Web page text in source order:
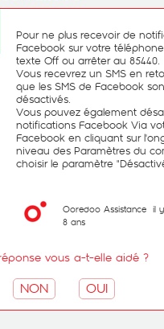
Pour ne plus recevoir de
Facebook sur votre
texte Off ou arrêter au 85440.
Vous recevrez un SMS en
que les SMS de Facebook
désactivés.
Vous pouvez également
notifications Facebook Via
Facebook en cliquant sur
niveau des Paramètres du
choisir le paramètre
Ooredoo Assistance il
8 ans
vous a-t-elle aidé ?
NON OUI